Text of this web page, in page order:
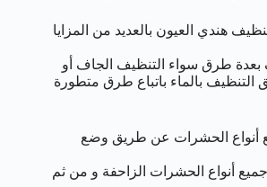
هندي العيون بالعديد من المزايا
بعدة طرق سواء التنظيف الجاف أو
بالماء باتباع طرق متطورة
أنواع الحشرات عن طريق وضع
أنواع الحشرات الزاحفة و من ثم